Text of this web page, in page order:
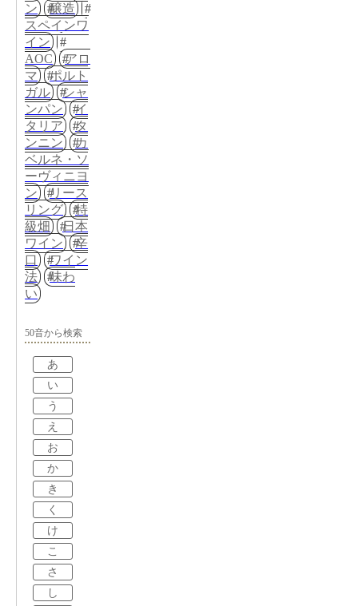
ン
醸造
スペインワ
イン
AOC
アロ
マ
ポルト
ガル
シャ
ンパン
イ
タリア
タ
ンニン
カ
ベルネ・ソ
ーヴィニヨ
ン
リース
リング
特
級畑
日本
ワイン
辛
口
ワイン
法
味わ
い
50音から検索
あ
い
う
え
お
か
き
く
け
こ
さ
し